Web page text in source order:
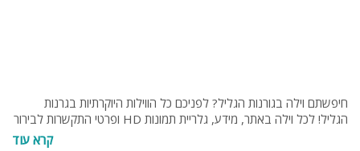
חיפשתם וילה בגורנות הגליל? לפניכם כל הווילות היוקרתיות בגרנות
הגליל! לכל וילה באתר, מידע, גלריית תמונות HD ופרטי התקשרות לבירור
והזמנה מול בעל הווילה. בנוסף תוכלו להתייעץ עם נציגי האתר בחינם,
קרא עוד